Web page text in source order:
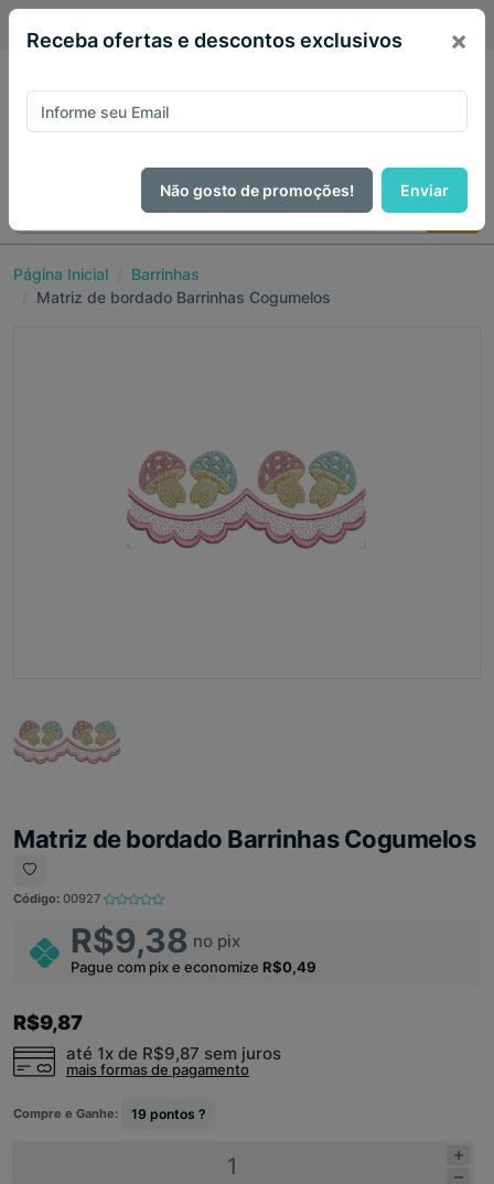
Página Inicial
Barrinhas
Matriz de bordado Barrinhas Cogumelos
Matriz de bordado Barrinhas Cogumelos
Código: 00927
R$9,38 no pix
Pague com pix e economize R$0,49
R$9,87
até 1x de R$9,87 sem juros
mais formas de pagamento
Compre e Ganhe: 19 pontos ?
Receba ofertas e descontos exclusivos ×
Não gosto de promoções! Enviar